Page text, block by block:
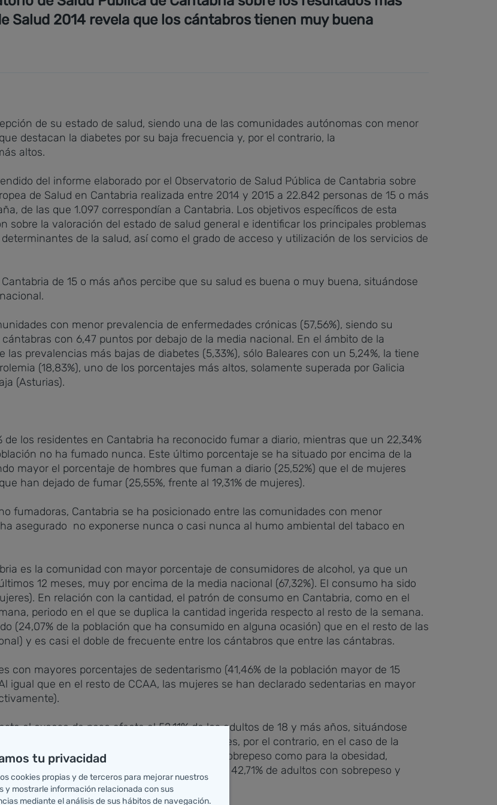
Salud 2014 revela que los cántabros tienen muy buena
de su estado de salud, siendo una de las comunidades autónomas con menor
destacan la diabetes por su baja frecuencia y, por el contrario, la
altos.
del informe elaborado por el Observatorio de Salud Pública de Cantabria sobre
de Salud en Cantabria realizada entre 2014 y 2015 a 22.842 personas de 15 o más
de las que 1.097 correspondían a Cantabria. Los objetivos específicos de esta
la valoración del estado de salud general e identificar los principales problemas
de la salud, así como el grado de acceso y utilización de los servicios de
de 15 o más años percibe que su salud es buena o muy buena, situándose
con menor prevalencia de enfermedades crónicas (57,56%), siendo su
con 6,47 puntos por debajo de la media nacional. En el ámbito de la
prevalencias más bajas de diabetes (5,33%), sólo Baleares con un 5,24%, la tiene
(18,83%), uno de los porcentajes más altos, solamente superada por Galicia
(Asturias).
de los residentes en Cantabria ha reconocido fumar a diario, mientras que un 22,34%
no ha fumado nunca. Este último porcentaje se ha situado por encima de la
mayor el porcentaje de hombres que fuman a diario (25,52%) que el de mujeres
han dejado de fumar (25,55%, frente al 19,31% de mujeres).
fumadoras, Cantabria se ha posicionado entre las comunidades con menor
asegurado no exponerse nunca o casi nunca al humo ambiental del tabaco en
es la comunidad con mayor porcentaje de consumidores de alcohol, ya que un
12 meses, muy por encima de la media nacional (67,32%). El consumo ha sido
En relación con la cantidad, el patrón de consumo en Cantabria, como en el
periodo en el que se duplica la cantidad ingerida respecto al resto de la semana.
(24,07% de la población que ha consumido en alguna ocasión) que en el resto de las
y es casi el doble de frecuente entre los cántabros que entre las cántabras.
con mayores porcentajes de sedentarismo (41,46% de la población mayor de 15
igual que en el resto de CCAA, las mujeres se han declarado sedentarias en mayor
el exceso de peso afecta al 52,11% de los adultos de 18 y más años, situándose
de sobrepeso (31,68%) entre las mujeres, por el contrario, en el caso de la
(12,58%). En los hombres, tanto para el sobrepeso como para la obesidad,
al resto de las comunidades, con un 42,71% de adultos con sobrepeso y
tu privacidad
cookies propias y de terceros para mejorar nuestros
y mostrarle información relacionada con sus
mediante el análisis de sus hábitos de navegación.